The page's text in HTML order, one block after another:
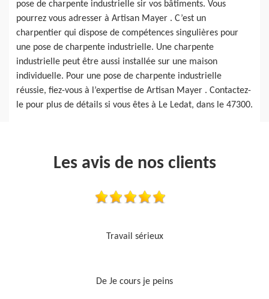
pose de charpente industrielle sir vos bâtiments. Vous
pourrez vous adresser à Artisan Mayer . C’est un
charpentier qui dispose de compétences singulières pour
une pose de charpente industrielle. Une charpente
industrielle peut être aussi installée sur une maison
individuelle. Pour une pose de charpente industrielle
réussie, fiez-vous à l’expertise de Artisan Mayer . Contactez-
le pour plus de détails si vous êtes à Le Ledat, dans le 47300.
Les avis de nos clients
Je recommande, top !!
De Ornella